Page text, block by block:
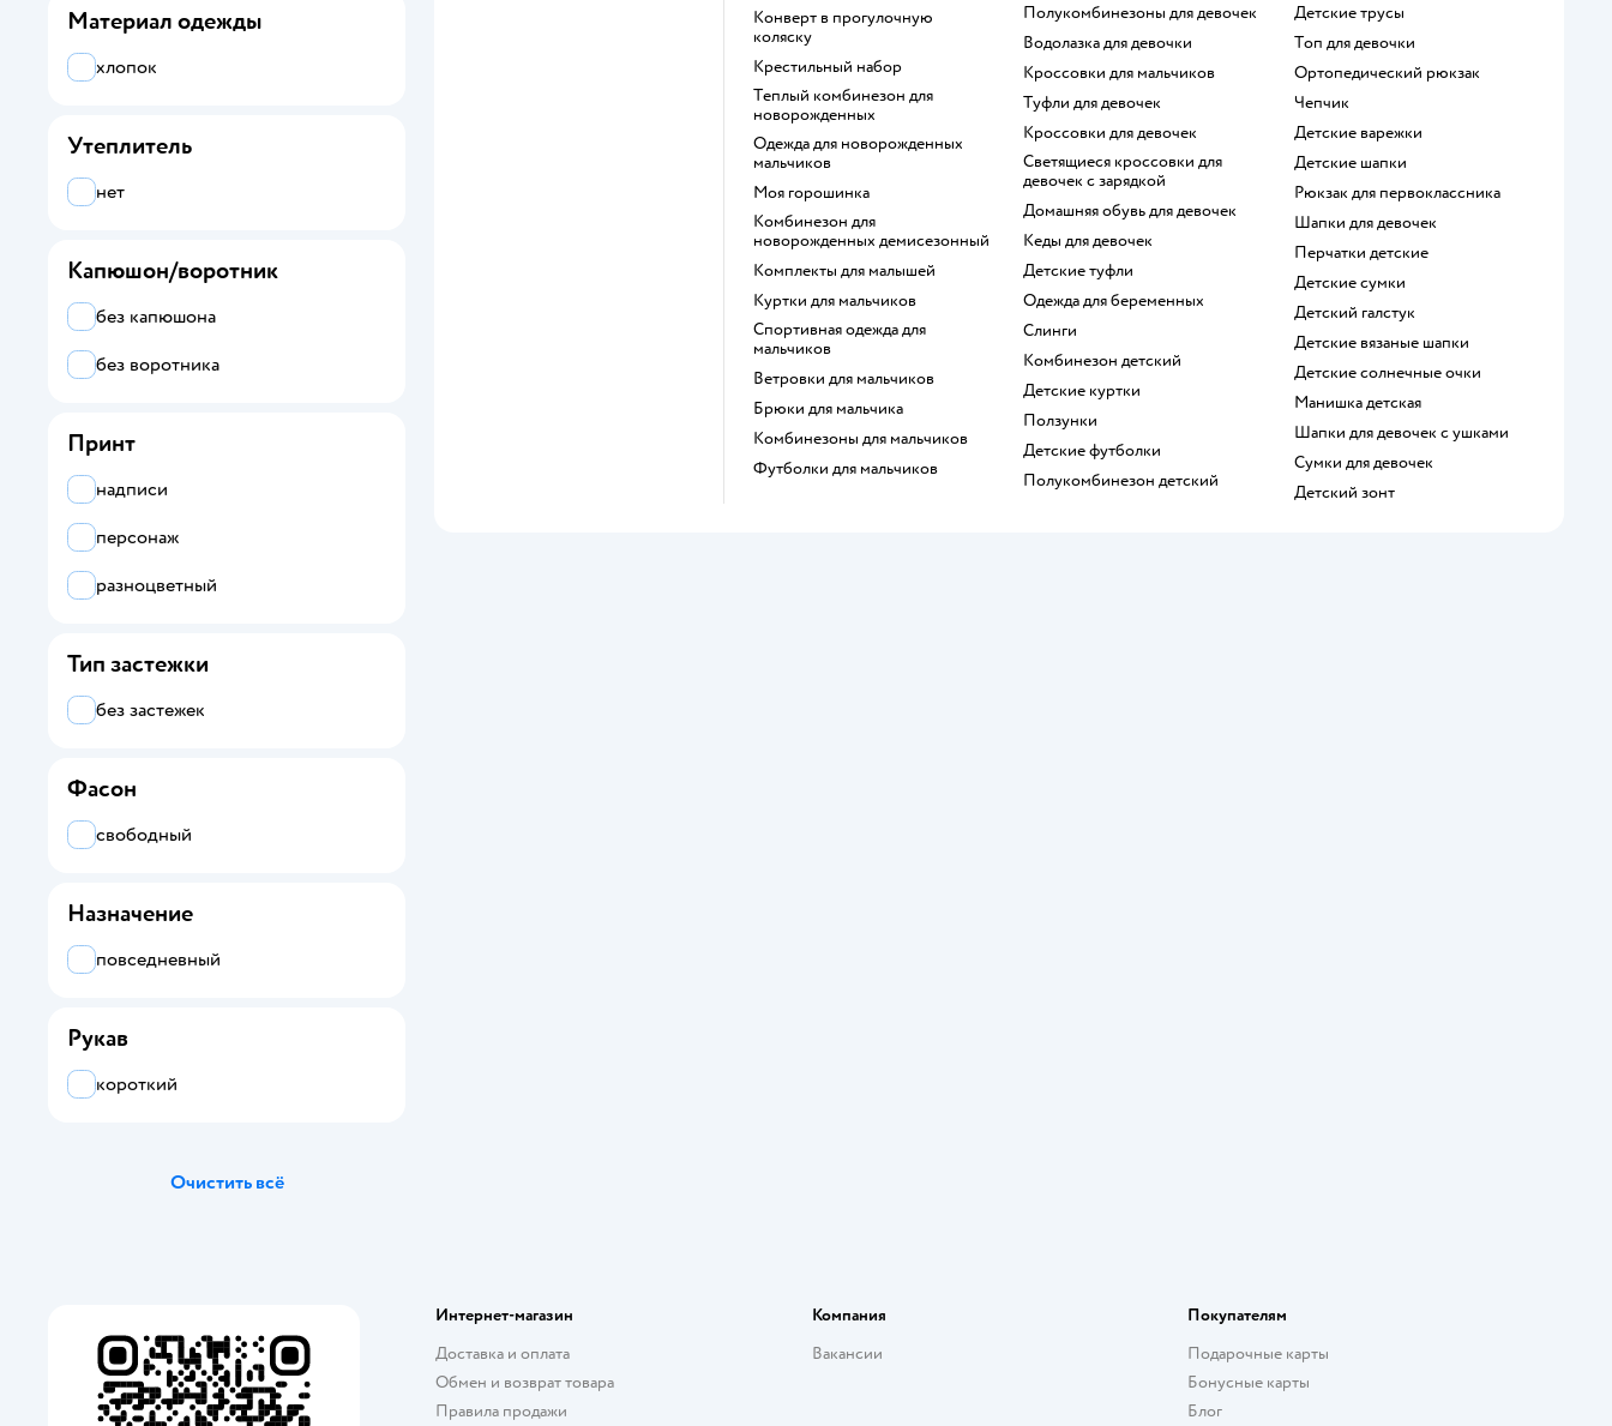
Конверт в прогулочную
коляску
Крестильный набор
Теплый комбинезон для
новорожденных
Одежда для новорожденных
мальчиков
Моя горошинка
Комбинезон для
новорожденных демисезонный
Комплекты для малышей
Куртки для мальчиков
Спортивная одежда для
мальчиков
Ветровки для мальчиков
Брюки для мальчика
Комбинезоны для мальчиков
Футболки для мальчиков
Полукомбинезоны для девочек
Водолазка для девочки
Кроссовки для мальчиков
Туфли для девочек
Кроссовки для девочек
Светящиеся кроссовки для
девочек с зарядкой
Домашняя обувь для девочек
Кеды для девочек
Детские туфли
Одежда для беременных
Слинги
Комбинезон детский
Детские куртки
Ползунки
Детские футболки
Полукомбинезон детский
Детские трусы
Топ для девочки
Ортопедический рюкзак
Чепчик
Детские варежки
Детские шапки
Рюкзак для первоклассника
Шапки для девочек
Перчатки детские
Детские сумки
Детский галстук
Детские вязаные шапки
Детские солнечные очки
Манишка детская
Шапки для девочек с ушками
Сумки для девочек
Детский зонт
Futurino School
Futurino Sport
Hello Kitty
L.O.L. Surprise!
Super Wings
Дима и Алиса
Моя Горошинка
Смешарики
Три кота
Материал одежды
хлопок
Утеплитель
нет
Капюшон/воротник
без капюшона
без воротника
Принт
надписи
персонаж
разноцветный
Тип застежки
без застежек
Фасон
свободный
Назначение
повседневный
Рукав
короткий
Очистить всё
Интернет-магазин
Доставка и оплата
Обмен и возврат товара
Правила продажи
Компания
Вакансии
Покупателям
Подарочные карты
Бонусные карты
Блог